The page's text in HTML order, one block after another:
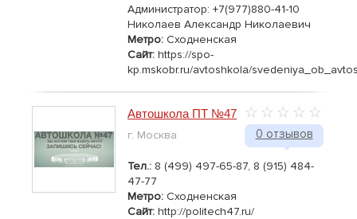
Администратор: +7(977)880-41-10
Николаев Александр Николаевич
Метро: Сходненская
Сайт: https://spo-
kp.mskobr.ru/avtoshkola/
0 отзывов
Автошкола ПТ №47
г. Москва
Тел.: 8 (499) 497-65-87, 8 (915) 484-
47-77
Метро: Сходненская
Сайт: http://politech47.ru/